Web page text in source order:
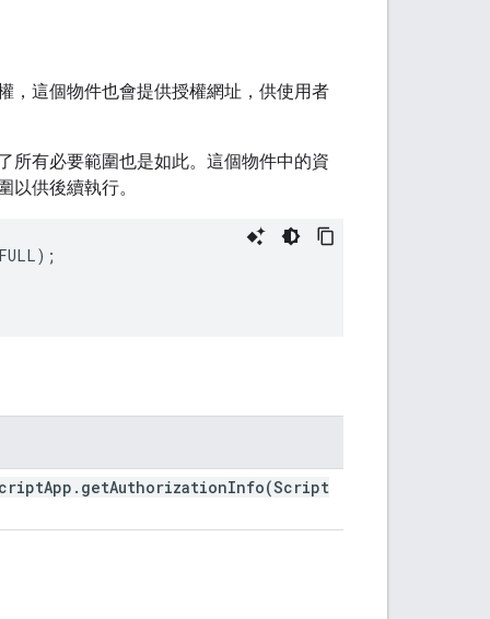
，這個物件也會提供授權網址，供使用者
所有必要範圍也是如此。這個物件中的資
供後續執行。
);
App . getAuthorizationInfo(Script